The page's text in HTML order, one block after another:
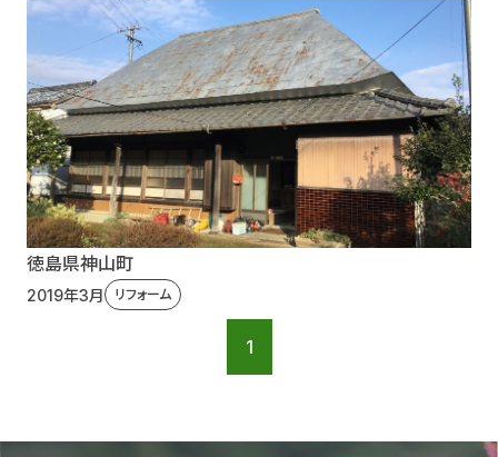
徳島県神山町
2019年3月 リフォーム
1